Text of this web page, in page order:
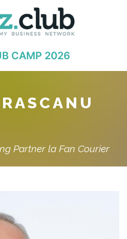
CAMP 2026
Partner la Fan Courier